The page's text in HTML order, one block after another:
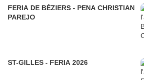
FERIA DE BÉZIERS - PENA CHRISTIAN
PAREJO
ST-GILLES - FERIA 2026